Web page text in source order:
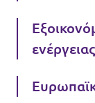
ενέργειας